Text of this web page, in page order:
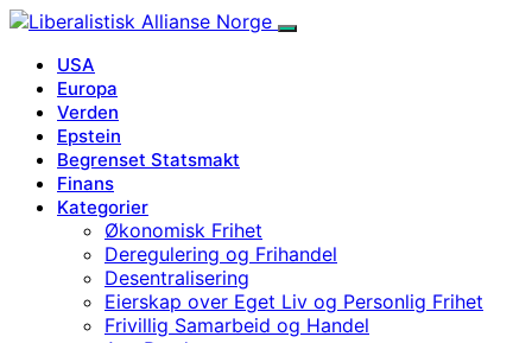
USA
Europa
Verden
Epstein
Begrenset Statsmakt
Finans
Kategorier
Økonomisk Frihet
Deregulering og Frihandel
Desentralisering
Eierskap over Eget Liv og Personlig Frihet
Frivillig Samarbeid og Handel